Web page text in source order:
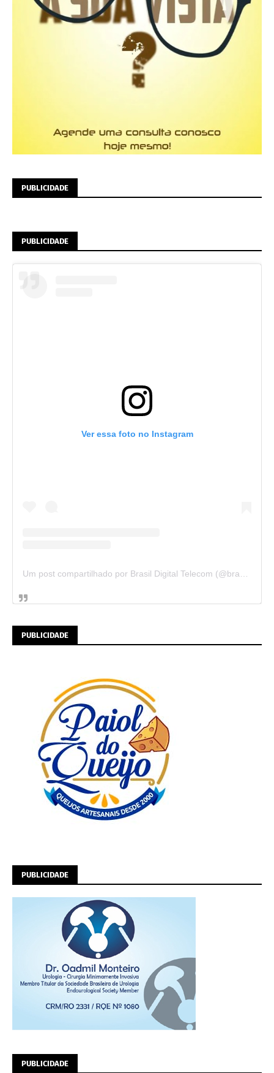
PUBLICIDADE
PUBLICIDADE
Ver essa foto no Instagram
PUBLICIDADE
PUBLICIDADE
PUBLICIDADE